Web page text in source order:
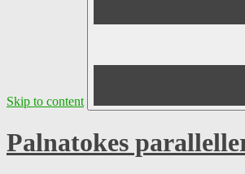
Skip to content
Palnatokes